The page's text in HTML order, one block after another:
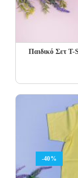
Παιδικό Σετ
-40%